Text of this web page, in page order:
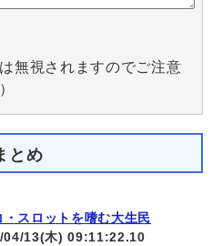
無視されますのでご注意
とめ
・スロットを嗜む大生民
04/13(木) 09:11:22.10